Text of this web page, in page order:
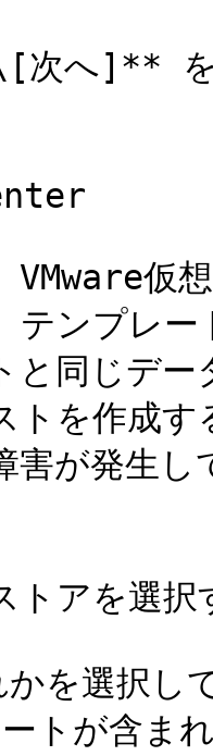
次へ]** を
VMware仮
テンプレ
と同じデ
トを作成
害が発生
トアを選択
を選択し